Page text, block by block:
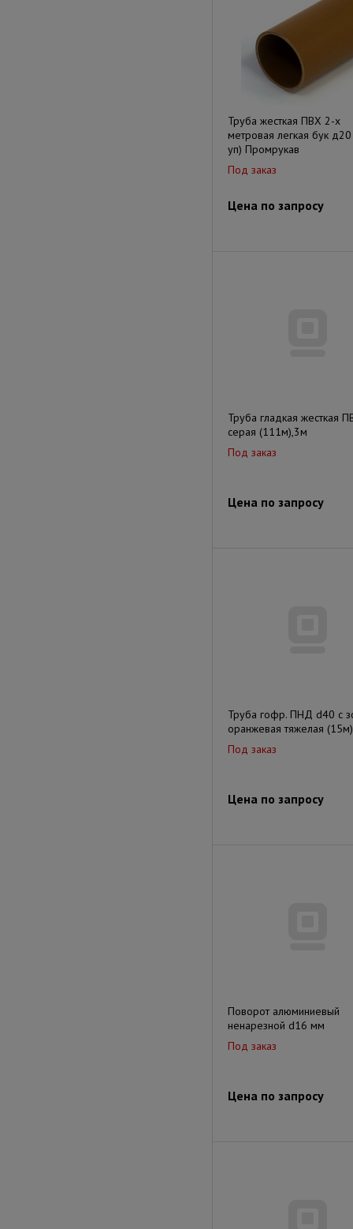
Труба жесткая ПВХ 2-х
метровая легкая бук
уп) Промрукав
Под заказ
Цена по запросу
Труба гладкая жесткая
серая (111м),3м
Под заказ
Цена по запросу
Труба гофр. ПНД d40 с
оранжевая тяжелая
Под заказ
Цена по запросу
Поворот алюминиевый
ненарезной d16 мм
Под заказ
Цена по запросу